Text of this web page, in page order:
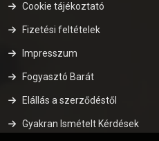
Cookie tájékoztató
Fizetési feltételek
Impresszum
Fogyasztó Barát
Elállás a szerződéstől
Gyakran Ismételt Kérdések